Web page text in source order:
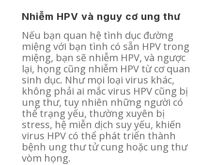
Nhiễm HPV và nguy cơ ung thư
Nếu bạn quan hệ tình dục đường
miệng với bạn tình có sẵn HPV trong
miệng, bạn sẽ nhiễm HPV, và ngược
lại, họng cũng nhiễm HPV từ cơ quan
sinh dục. Như mọi loại virus khác,
không phải ai mắc virus HPV cũng bị
ung thư, tuy nhiên những người có
thể trạng yếu, thường xuyên bị
stress, hệ miễn dịch suy yếu, khiến
virus HPV có thể phát triển thành
bệnh ung thư tử cung hoặc ung thư
vòm họng.